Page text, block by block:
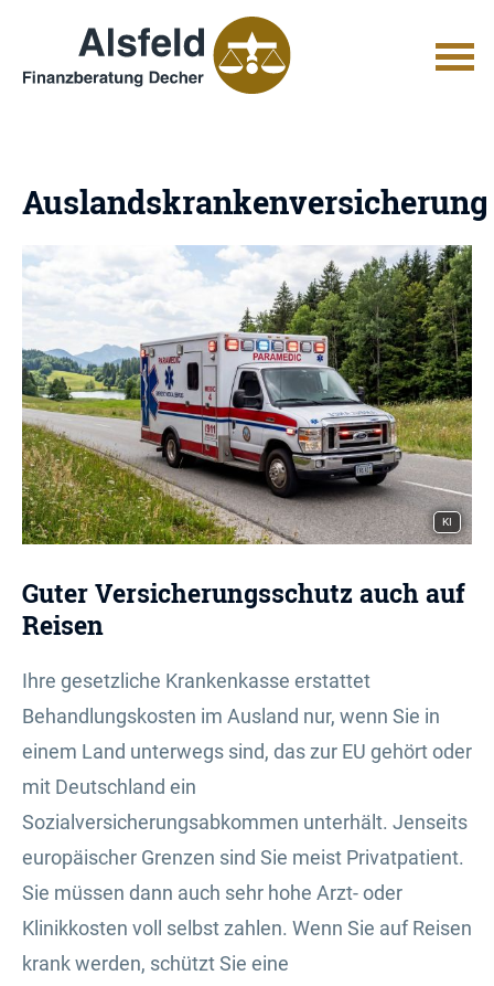
Auslandskrankenversicherung
KI
Guter Versicherungsschutz auch auf
Reisen
Ihre gesetzliche Krankenkasse erstattet
Behandlungskosten im Ausland nur, wenn Sie in
einem Land unterwegs sind, das zur EU gehört oder
mit Deutschland ein
Sozialversicherungsabkommen unterhält. Jenseits
europäischer Grenzen sind Sie meist Privatpatient.
Sie müssen dann auch sehr hohe Arzt- oder
Klinikkosten voll selbst zahlen. Wenn Sie auf Reisen
krank werden, schützt Sie eine